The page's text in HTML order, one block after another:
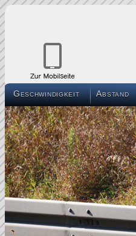
Geschwindigkeit Abstand